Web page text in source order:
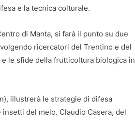
e la tecnica colturale.
di Manta, si farà il punto su due
ricercatori del Trentino e del
le sfide della frutticoltura biologica in
illustrerà le strategie di difesa
del melo. Claudio Casera, del